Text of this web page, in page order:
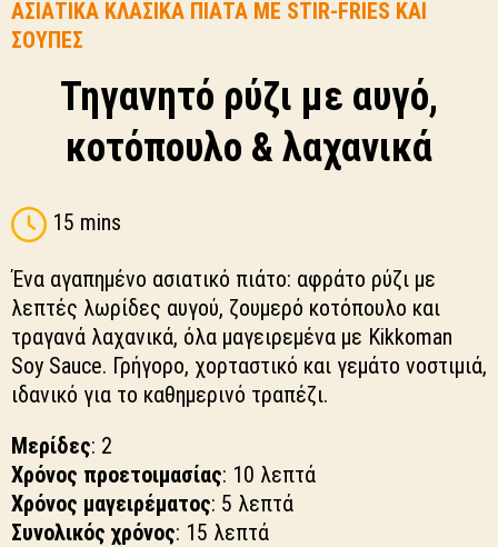
ΑΣΙΑΤΙΚΑ ΚΛΑΣΙΚΑ ΠΙΑΤΑ ΜΕ STIR-FRIES ΚΑΙ
ΣΟΥΠΕΣ
Τηγανητό ρύζι με αυγό,
κοτόπουλο & λαχανικά
15 mins
Ένα αγαπημένο ασιατικό πιάτο: αφράτο ρύζι με
λεπτές λωρίδες αυγού, ζουμερό κοτόπουλο και
τραγανά λαχανικά, όλα μαγειρεμένα με Kikkoman
Soy Sauce. Γρήγορο, χορταστικό και γεμάτο νοστιμιά,
ιδανικό για το καθημερινό τραπέζι.
Μερίδες: 2
Χρόνος προετοιμασίας: 10 λεπτά
Χρόνος μαγειρέματος: 5 λεπτά
Συνολικός χρόνος: 15 λεπτά